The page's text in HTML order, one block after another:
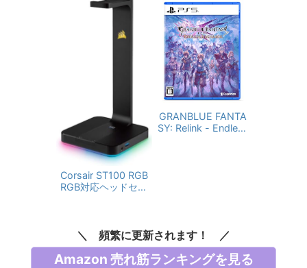
ウンロード付き
Corsair ST100 RGB
RGB対応ヘッドセッ
GRANBLUE FANTA
SY: Relink - Endless
ガッツIII・自動復
活IIIジーンセット」
同梱 - PS5
頻繁に更新されます！
Amazon 売れ筋ランキングを見る